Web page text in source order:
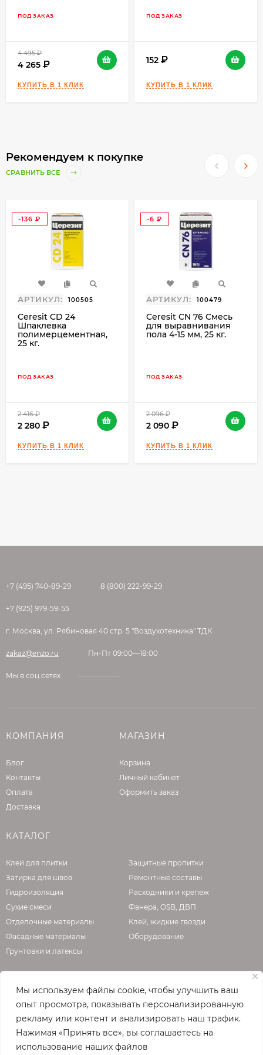
Мы используем файлы cookie, чтобы улучшить ваш
опыт просмотра, показывать персонализированную
рекламу или контент и анализировать наш трафик.
Нажимая «Принять все», вы соглашаетесь на
использование наших файлов
сухих и влажных помещениях со
значительными механическим нагрузками.
Пригодна как для ручного, так и для
цементные стяжки с электрическим и
водяным подогревом;
(терраццевые) полы;
полы, облицованные керамической,
керамогранитной или мраморной
плиткой.
ПОД ЗАКАЗ
4 495
4 265
ПОД ЗАКАЗ
152
Рекомендуем к покупке
СРАВНИТЬ ВСЕ
-136
АРТИКУЛ: 100505
Ceresit CD 24
Шпаклевка
полимерцементная,
25 кг.
ПОД ЗАКАЗ
2 416
2 280
-6
АРТИКУЛ: 100479
Ceresit CN 76 Смесь
для выравнивания
пола 4-15 мм, 25 кг.
ПОД ЗАКАЗ
2 096
2 090
+7 (495) 740-89-29 8 (800) 222-99-29
+7 (925) 979-59-55
г. Москва, ул. Рябиновая 40 стр. 5 "Воздухотехника" ТДК
zakaz@enzo.ru Пн-Пт 09:00—18:00
Мы в соц.сетях
КОМПАНИЯ
Блог
Контакты
Оплата
Доставка
МАГАЗИН
Корзина
Личный кабинет
Оформить заказ
КАТАЛОГ
Клей для плитки
Затирка для швов
Гидроизоляция
Сухие смеси
Отделочные материалы
Фасадные материалы
Грунтовки и латексы
Защитные пропитки
Ремонтные составы
Расходники и крепеж
Фанера, OSB, ДВП
Клей, жидкие гвозди
Оборудование
О КОМПАНИИ
Официальная страница сайта